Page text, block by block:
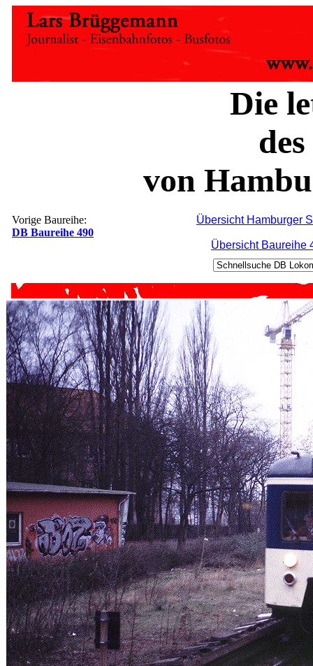
Die
von
Vorige Baureihe:
DB Baureihe 490
Übersicht Hamburger
Übersicht Baureihe